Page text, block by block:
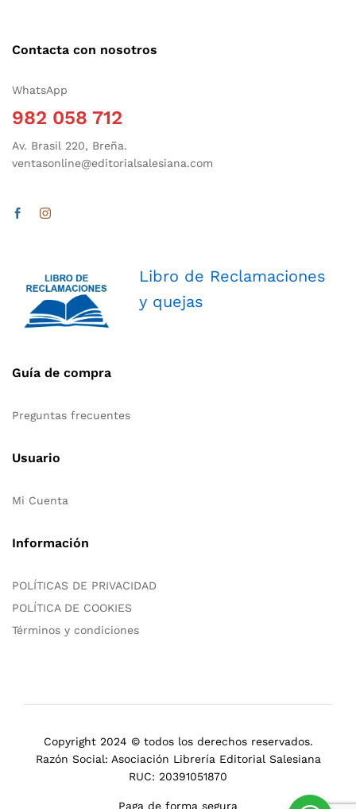
Contacta con nosotros
WhatsApp
982 058 712
Av. Brasil 220, Breña.
ventasonline@editorialsalesiana.com
Libro de Reclamaciones
y quejas
Guía de compra
Preguntas frecuentes
Usuario
Mi Cuenta
Información
POLÍTICAS DE PRIVACIDAD
POLÍTICA DE COOKIES
Términos y condiciones
Copyright 2024 © todos los derechos reservados.
Razón Social: Asociación Librería Editorial Salesiana
RUC: 20391051870
Paga de forma segura